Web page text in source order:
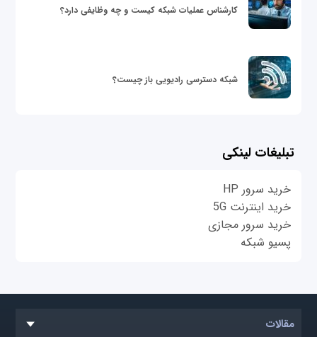
کارشناس عملیات شبکه کیست و چه وظایفی دارد؟
شبکه دسترسی رادیویی باز چیست؟
تبلیغات لینکی
خرید سرور HP
خرید اینترنت 5G
خرید سرور مجازی
پسیو شبکه
مقالات